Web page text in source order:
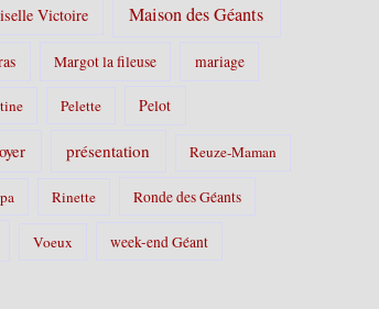
Victoire Maison des Géants
Margot la fileuse mariage
Pelette Pelot
présentation Reuze-Maman
Rinette Ronde des Géants
Voeux week-end Géant